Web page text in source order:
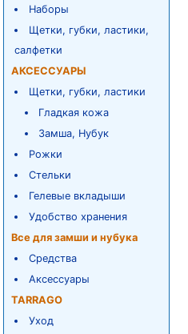
Наборы
Щетки, губки, ластики,
салфетки
АКСЕССУАРЫ
Щетки, губки, ластики
Гладкая кожа
Замша, Нубук
Рожки
Стельки
Гелевые вкладыши
Удобство хранения
Все для замши и нубука
Средства
Аксессуары
TARRAGO
Уход